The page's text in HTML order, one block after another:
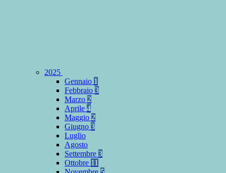
2025
Gennaio 1
Febbraio 3
Marzo 2
Aprile 4
Maggio 2
Giugno 3
Luglio
Agosto
Settembre 3
Ottobre 11